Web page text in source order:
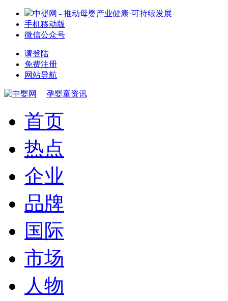
中婴网 - 推动母婴产业健康·可持续发展
手机移动版
微信公众号
请登陆
免费注册
网站导航
孕婴童资讯
首页
热点
企业
品牌
国际
市场
人物